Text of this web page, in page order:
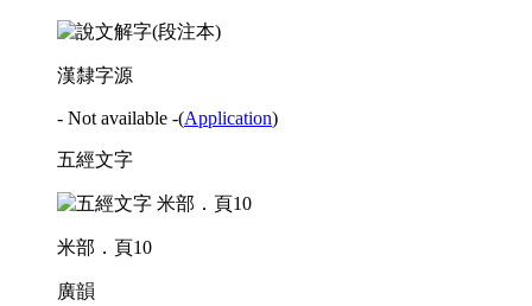
漢隸字源
- Not available -(Application)
五經文字
米部．頁10
廣韻